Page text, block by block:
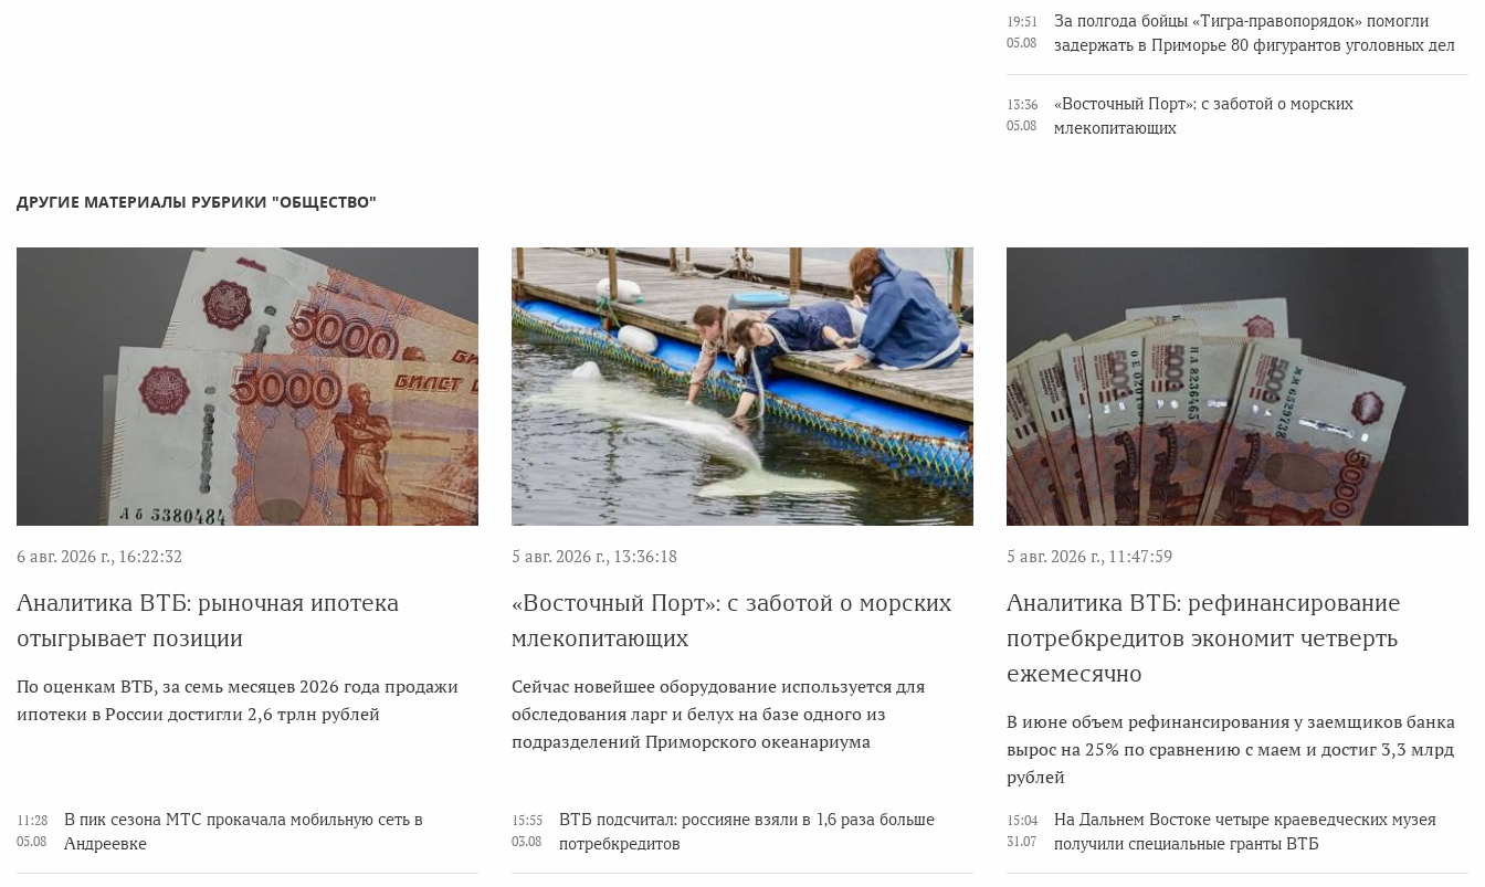
19:51
05.08
За полгода бойцы «Тигра-правопорядок» помогли
задержать в Приморье 80 фигурантов уголовных дел
13:36
05.08
«Восточный Порт»: с заботой о морских
млекопитающих
ДРУГИЕ МАТЕРИАЛЫ РУБРИКИ "ОБЩЕСТВО"
6 авг. 2026 г., 16:22:32
Аналитика ВТБ: рыночная ипотека
отыгрывает позиции
По оценкам ВТБ, за семь месяцев 2026 года продажи
ипотеки в России достигли 2,6 трлн рублей
5 авг. 2026 г., 13:36:18
«Восточный Порт»: с заботой о морских
млекопитающих
Сейчас новейшее оборудование используется для
обследования ларг и белух на базе одного из
подразделений Приморского океанариума
5 авг. 2026 г., 11:47:59
Аналитика ВТБ: рефинансирование
потребкредитов экономит четверть
ежемесячно
В июне объем рефинансирования у заемщиков банка
вырос на 25% по сравнению с маем и достиг 3,3 млрд
рублей
11:28
05.08
В пик сезона МТС прокачала мобильную сеть в
Андреевке
15:55
03.08
ВТБ подсчитал: россияне взяли в 1,6 раза больше
потребкредитов
15:04
31.07
На Дальнем Востоке четыре краеведческих музея
получили специальные гранты ВТБ